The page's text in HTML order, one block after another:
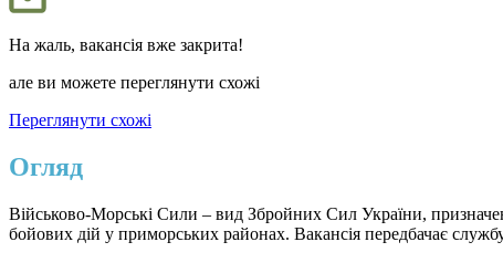
На жаль, вакансія вже закрита!
але ви можете переглянути схожі
Переглянути схожі
Огляд
Військово-Морські Сили – вид Збройних Сил України,
бойових дій у приморських районах. Вакансія передбачає